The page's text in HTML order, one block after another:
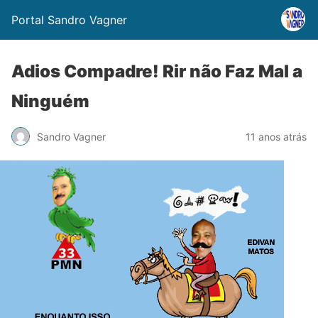
Portal Sandro Vagner
Adios Compadre! Rir não Faz Mal a
Ninguém
Sandro Vagner 11 anos atrás